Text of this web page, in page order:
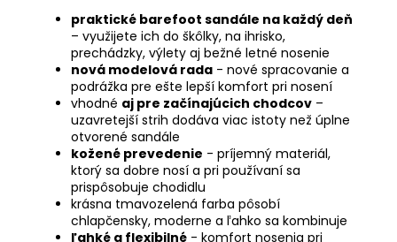
praktické barefoot sandále na každý deň
– využijete ich do škôlky, na ihrisko,
prechádzky, výlety aj bežné letné nosenie
nová modelová rada - nové spracovanie a
podrážka pre ešte lepší komfort pri nosení
vhodné aj pre začínajúcich chodcov –
uzavretejší strih dodáva viac istoty než úplne
otvorené sandále
kožené prevedenie - príjemný materiál,
ktorý sa dobre nosí a pri používaní sa
prispôsobuje chodidlu
krásna tmavozelená farba pôsobí
chlapčensky, moderne a ľahko sa kombinuje
ľahké a flexibilné - komfort nosenia pri